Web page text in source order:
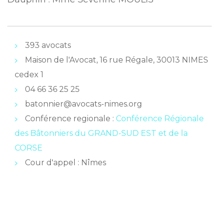
393 avocats
Maison de l'Avocat, 16 rue Régale, 30013 NIMES
cedex 1
04 66 36 25 25
batonnier@avocats-nimes.org
Conférence regionale : Conférence Régionale
des Bâtonniers du GRAND-SUD EST et de la
CORSE
Cour d'appel : Nîmes